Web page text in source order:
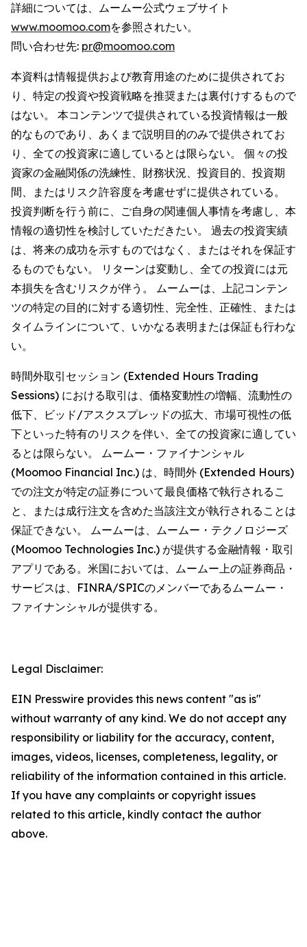
詳細については、ムームー公式ウェブサイト
www.moomoo.comを参照されたい。
問い合わせ先: pr@moomoo.com
本資料は情報提供および教育用途のために提供されてお
り、特定の投資や投資戦略を推奨または裏付けするもので
はない。 本コンテンツで提供されている投資情報は一般
的なものであり、あくまで説明目的のみで提供されてお
り、全ての投資家に適しているとは限らない。 個々の投
資家の金融関係の洗練性、財務状況、投資目的、投資期
間、またはリスク許容度を考慮せずに提供されている。
投資判断を行う前に、ご自身の関連個人事情を考慮し、本
情報の適切性を検討していただきたい。 過去の投資実績
は、将来の成功を示すものではなく、またはそれを保証す
るものでもない。 リターンは変動し、全ての投資には元
本損失を含むリスクが伴う。 ムームーは、上記コンテン
ツの特定の目的に対する適切性、完全性、正確性、または
タイムラインについて、いかなる表明または保証も行わな
い。
時間外取引セッション (Extended Hours Trading
Sessions) における取引は、価格変動性の増幅、流動性の
低下、ビッド/アスクスプレッドの拡大、市場可視性の低
下といった特有のリスクを伴い、全ての投資家に適してい
るとは限らない。 ムームー・ファイナンシャル
(Moomoo Financial Inc.) は、時間外 (Extended Hours)
での注文が特定の証券について最良価格で執行されるこ
と、または成行注文を含めた当該注文が執行されることは
保証できない。 ムームーは、ムームー・テクノロジーズ
(Moomoo Technologies Inc.) が提供する金融情報・取引
アプリである。米国においては、ムームー上の証券商品・
サービスは、FINRA/SPICのメンバーであるムームー・
ファイナンシャルが提供する。
Legal Disclaimer:
EIN Presswire provides this news content "as is"
without warranty of any kind. We do not accept any
responsibility or liability for the accuracy, content,
images, videos, licenses, completeness, legality, or
reliability of the information contained in this article.
If you have any complaints or copyright issues
related to this article, kindly contact the author
above.